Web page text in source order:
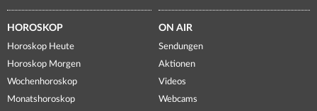
HOROSKOP
Horoskop Heute
Horoskop Morgen
Wochenhoroskop
Monatshoroskop
ON AIR
Sendungen
Aktionen
Videos
Webcams